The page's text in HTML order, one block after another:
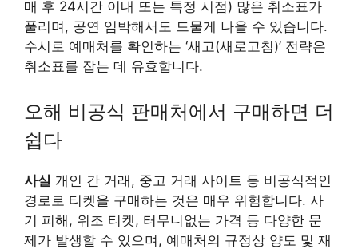
매 후 24시간 이내 또는 특정 시점) 많은 취소표가
풀리며, 공연 임박해서도 드물게 나올 수 있습니다.
수시로 예매처를 확인하는 ‘새고(새로고침)’ 전략은
취소표를 잡는 데 유효합니다.
오해 비공식 판매처에서 구매하면 더
쉽다
사실 개인 간 거래, 중고 거래 사이트 등 비공식적인
경로로 티켓을 구매하는 것은 매우 위험합니다. 사
기 피해, 위조 티켓, 터무니없는 가격 등 다양한 문
제가 발생할 수 있으며, 예매처의 규정상 양도 및 재